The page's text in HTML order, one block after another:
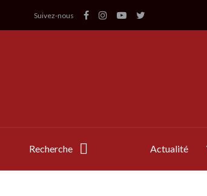
Suivez-nous
Recherche Actualité